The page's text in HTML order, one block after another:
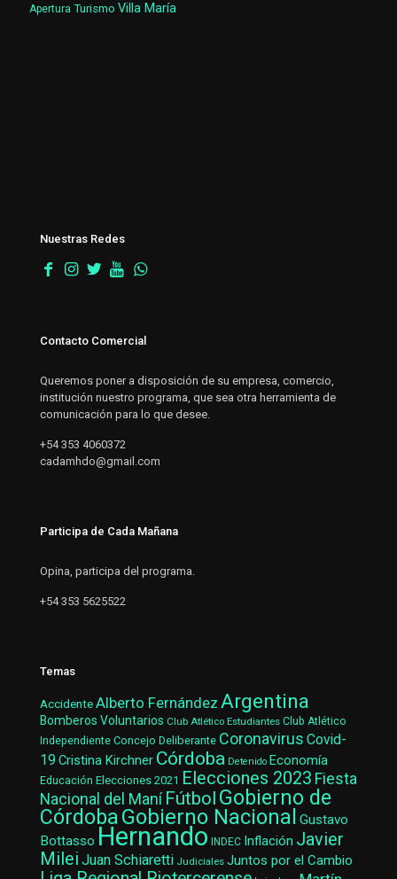
Apertura Turismo Villa María
Nuestras Redes
Contacto Comercial
Queremos poner a disposición de su empresa, comercio,
institución nuestro programa, que sea otra herramienta de
comunicación para lo que desee.
+54 353 4060372
cadamhdo@gmail.com
Participa de Cada Mañana
Opina, participa del programa.
+54 353 5625522
Temas
AccidenteAlberto Fernández Argentina
Bomberos Voluntarios Club Atlético Estudiantes Club Atlético
Independiente Concejo Deliberante Coronavirus Covid-
19 Cristina Kirchner Córdoba Detenido Economía
Educación Elecciones 2021 Elecciones 2023 Fiesta
Nacional del Maní Fútbol Gobierno de
CórdobaGobierno Nacional Gustavo
Bottasso Hernando INDEC Inflación Javier
Milei Juan Schiaretti Judiciales Juntos por el Cambio